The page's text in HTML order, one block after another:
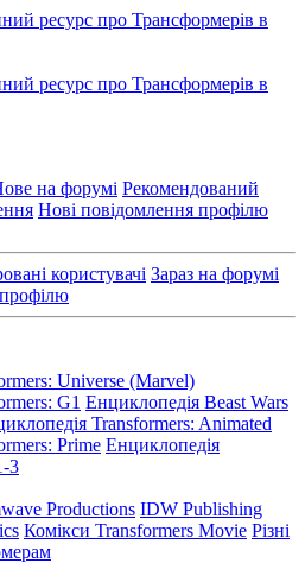
на форумі Рекомендований
Нові повідомлення профілю
користувачі Зараз на форумі
Universe (Marvel)
G1 Енциклопедія Beast Wars
Transformers: Animated
Prime Енциклопедія
3
Productions IDW Publishing
Комікси Transformers Movie Різні